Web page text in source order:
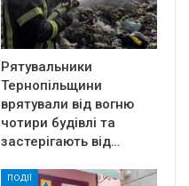
Рятувальники
Тернопільщини
врятували від вогню
чотири будівлі та
застерігають від…
ПОДІЇ